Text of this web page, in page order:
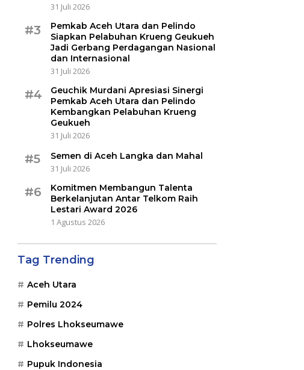
31 Juli 2026
#3
Pemkab Aceh Utara dan Pelindo
Siapkan Pelabuhan Krueng Geukueh
Jadi Gerbang Perdagangan Nasional
dan Internasional
31 Juli 2026
#4
Geuchik Murdani Apresiasi Sinergi
Pemkab Aceh Utara dan Pelindo
Kembangkan Pelabuhan Krueng
Geukueh
31 Juli 2026
#5
Semen di Aceh Langka dan Mahal
31 Juli 2026
#6
Komitmen Membangun Talenta
Berkelanjutan Antar Telkom Raih
Lestari Award 2026
1 Agustus 2026
Tag Trending
Aceh Utara
Pemilu 2024
Polres Lhokseumawe
Lhokseumawe
Pupuk Indonesia